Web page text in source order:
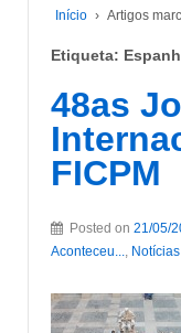
Início › Artigos
Etiqueta:
48as
FICPM
Posted on 21/05/
Aconteceu..., Notícias